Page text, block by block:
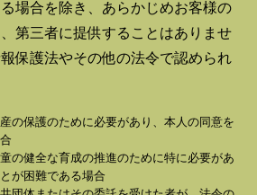
場合を除き、あらかじめお客様の
第三者に提供することはありませ
保護法やその他の法令で認められ
の保護のために必要があり、本人の同意を
の健全な育成の推進のために特に必要があ
が困難である場合